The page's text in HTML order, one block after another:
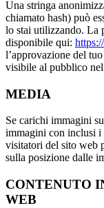
Una stringa
chiamato hash) può
lo stai utilizzando. La
disponibile qui:
l’approvazione del
visibile al pubblico
MEDIA
Se carichi immagini
immagini con inclusi
visitatori del sito web
sulla posizione dalle
CONTENUTO
WEB